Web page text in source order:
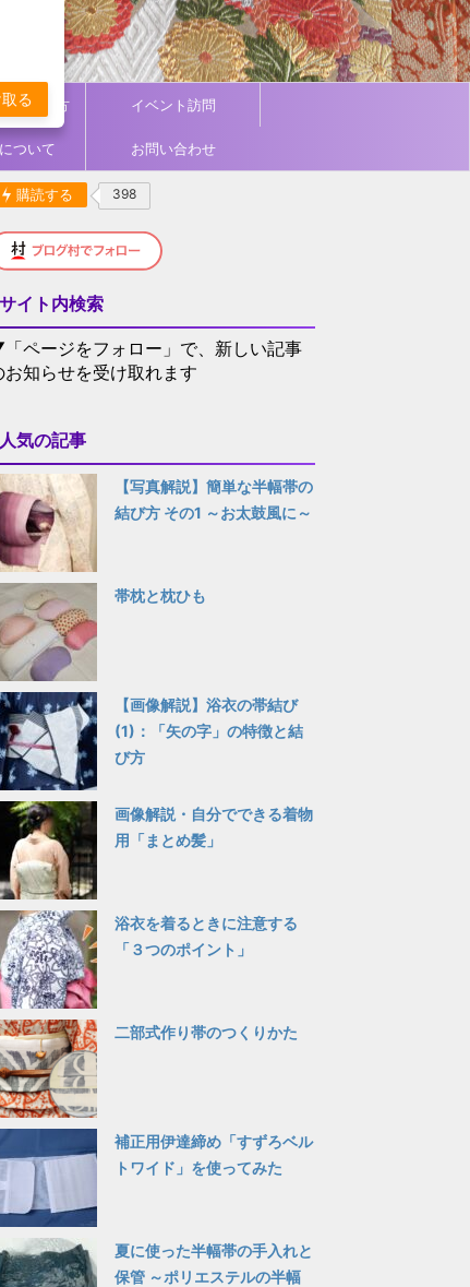
ト／着方 イベント訪問
ついて お問い合わせ
購読する 398
サイト内検索
ページをフォロー」で、新しい記事
お知らせを受け取れます
人気の記事
【写真解説】簡単な半幅帯の
結び方 その1 ～お太鼓風に～
帯枕と枕ひも
【画像解説】浴衣の帯結び
(1)：「矢の字」の特徴と結
び方
画像解説・自分でできる着物
用「まとめ髪」
浴衣を着るときに注意する
「３つのポイント」
二部式作り帯のつくりかた
補正用伊達締め「すずろベル
トワイド」を使ってみた
夏に使った半幅帯の手入れと
保管 ～ポリエステルの半幅
る